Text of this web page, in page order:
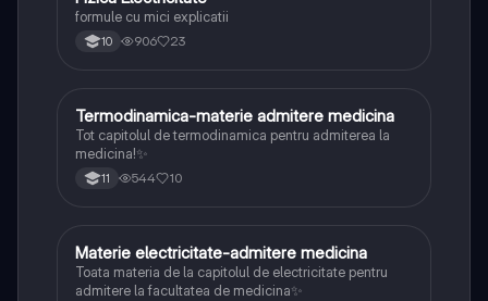
formule cu mici explicatii
10 906 23
Fizică
Termodinamica-materie admitere medicina
Tot capitolul de termodinamica pentru admiterea la
medicina!✨
11 544 10
Fizică
Materie electricitate-admitere medicina
Toata materia de la capitolul de electricitate pentru
admitere la facultatea de medicina✨